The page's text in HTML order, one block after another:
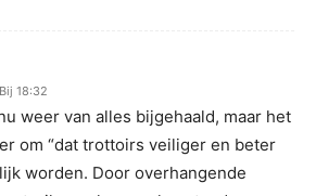
18:32
weer van alles bijgehaald, maar het
om “dat trottoirs veiliger en beter
worden. Door overhangende